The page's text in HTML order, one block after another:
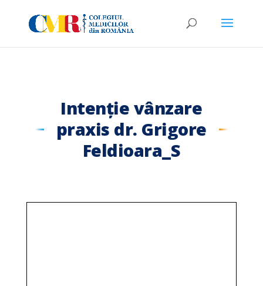
Intenție vânzare
praxis dr. Grigore
Feldioara_S